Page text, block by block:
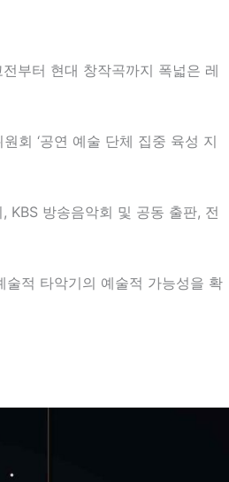
부터 현대 창작곡까지 폭넓은 레
회 ‘공연 예술 단체 집중 육성 지
KBS 방송음악회 및 공동 출판, 전
술적 타악기의 예술적 가능성을 확